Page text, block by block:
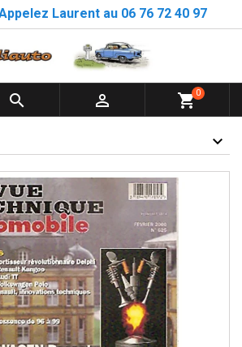
Laurent au 06 76 72 40 97
  shopping_cart0